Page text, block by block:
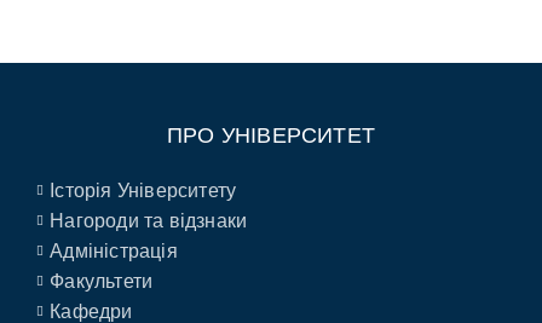
ПРО УНІВЕРСИТЕТ
Історія Університету
Нагороди та відзнаки
Адміністрація
Факультети
Кафедри